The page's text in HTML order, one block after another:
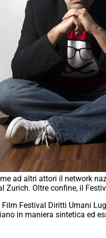
ad altri attori il network
Zurich. Oltre confine, il
Festival Diritti Umani
in maniera sintetica ed